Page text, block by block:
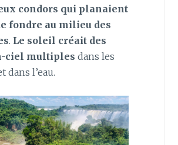
condors qui planaient
fondre au milieu des
. Le soleil créait des
ciel multiples dans les
dans l’eau.